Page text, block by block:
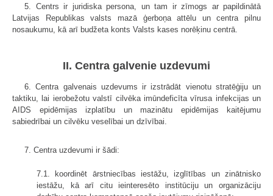
5. Centrs ir juridiska persona, un tam ir zīmogs ar papildinātā
Latvijas Republikas valsts mazā ģerboņa attēlu un centra pilnu
nosaukumu, kā arī budžeta konts Valsts kases norēķinu centrā.
II. Centra galvenie uzdevumi
6. Centra galvenais uzdevums ir izstrādāt vienotu stratēģiju un
taktiku, lai ierobežotu valstī cilvēka imūndeficīta vīrusa infekcijas un
AIDS epidēmijas izplatību un mazinātu epidēmijas kaitējumu
sabiedrībai un cilvēku veselībai un dzīvībai.
7. Centra uzdevumi ir šādi:
7.1. koordinēt ārstniecības iestāžu, izglītības un zinātnisko
iestāžu, kā arī citu ieinteresēto institūciju un organizāciju